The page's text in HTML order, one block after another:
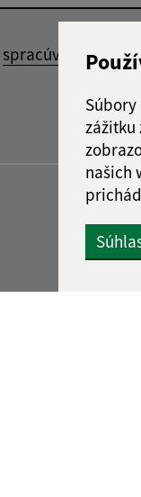
zážitku
našich
spracúvaním